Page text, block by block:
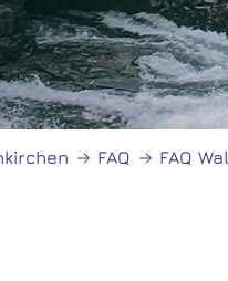
FAQ FAQ